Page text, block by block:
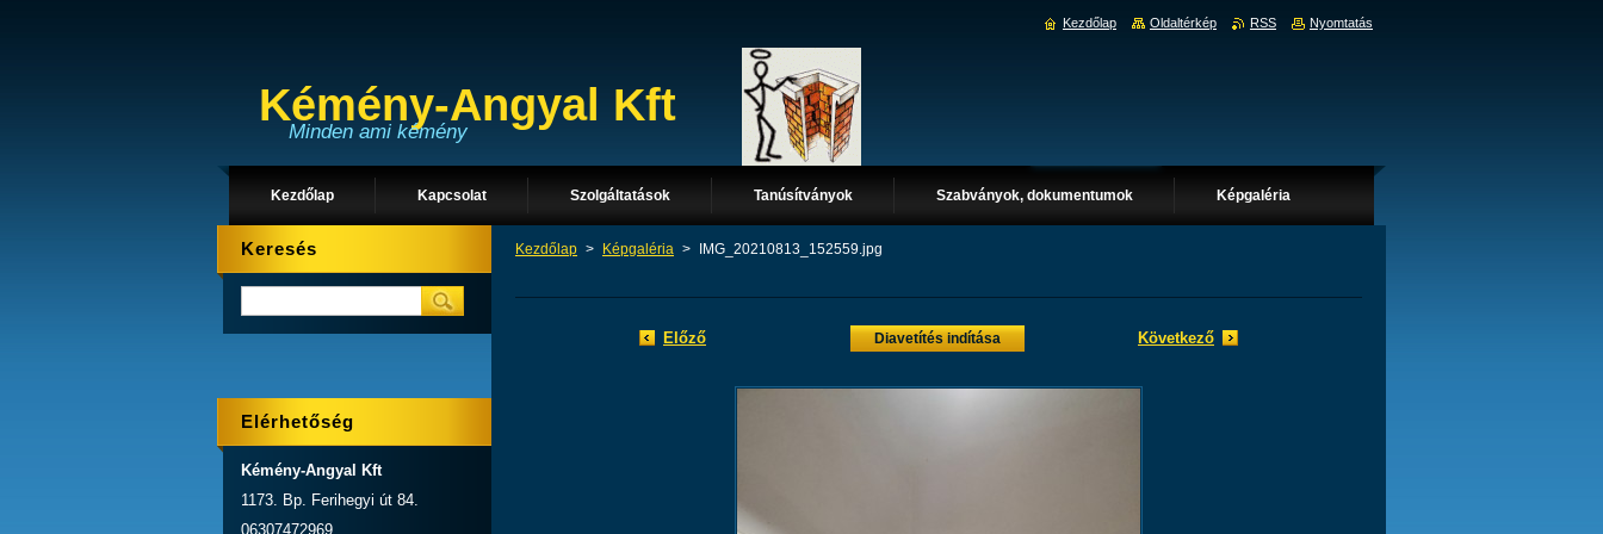
Kémény-Angyal Kft
Minden ami kémény
Kezdőlap Kapcsolat Szolgáltatások Tanúsítványok Szabványok, dokumentumok Képgaléria
Kezdőlap > Képgaléria > IMG_20210813_152559.jpg
Előző Diavetítés indítása Következő
Keresés
Elérhetőség
Kémény-Angyal Kft
1173. Bp. Ferihegyi út 84.
06307472969
Kezdőlap Oldaltérkép RSS Nyomtatás